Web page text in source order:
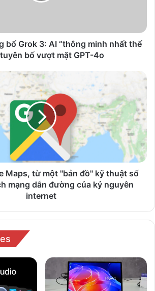
bố Grok 3: AI “thông minh nhất thế
bố vượt mặt GPT-4o
Maps, từ một "bản đồ" kỹ thuật số
mạng dẫn đường của kỷ nguyên
internet